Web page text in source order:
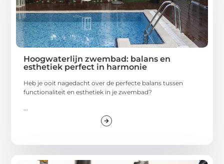
Hoogwaterlijn zwembad: balans en
esthetiek perfect in harmonie
Heb je ooit nagedacht over de perfecte balans tussen
functionaliteit en esthetiek in je zwembad?
...